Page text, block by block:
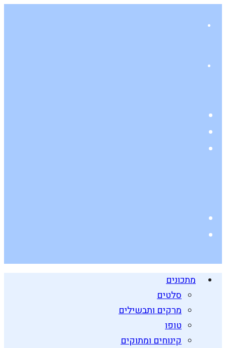
מתכונים
סלטים
מרקים ותבשילים
טופו
קינוחים ומתוקים